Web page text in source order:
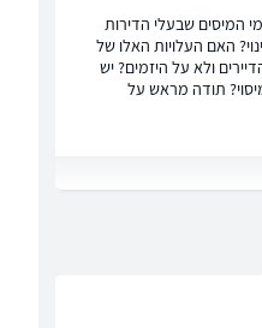
המיסים שבעלי הדירות
האם העלויות האלו של
ולא על היזמים? יש
תודה מראש על